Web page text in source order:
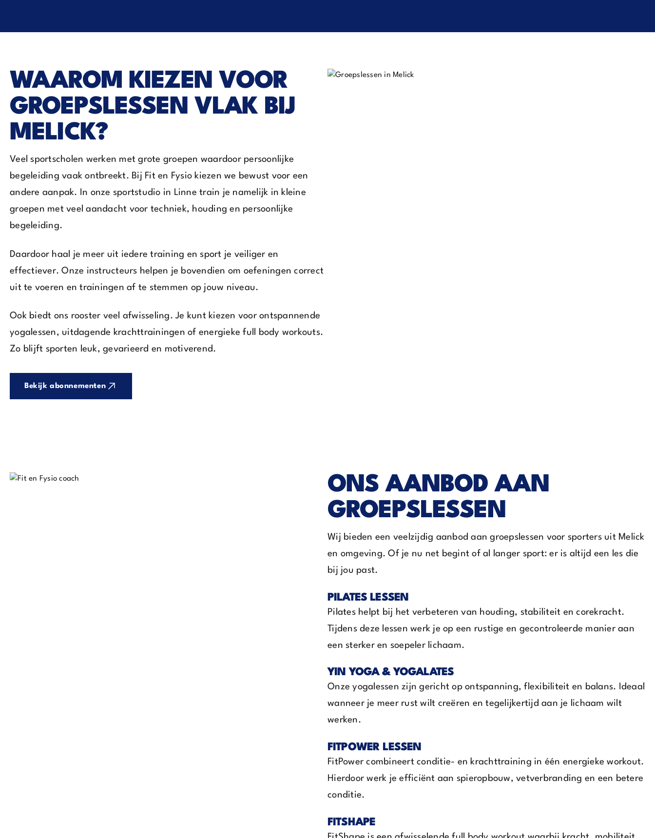
WAAROM KIEZEN VOOR
GROEPSLESSEN VLAK BIJ
MELICK?
Veel sportscholen werken met grote groepen waardoor persoonlijke
begeleiding vaak ontbreekt. Bij Fit en Fysio kiezen we bewust voor een
andere aanpak. In onze sportstudio in Linne train je namelijk in kleine
groepen met veel aandacht voor techniek, houding en persoonlijke
begeleiding.
Daardoor haal je meer uit iedere training en sport je veiliger en
effectiever. Onze instructeurs helpen je bovendien om oefeningen correct
uit te voeren en trainingen af te stemmen op jouw niveau.
Ook biedt ons rooster veel afwisseling. Je kunt kiezen voor ontspannende
yogalessen, uitdagende krachttrainingen of energieke full body workouts.
Zo blijft sporten leuk, gevarieerd en motiverend.
Bekijk abonnementen
ONS AANBOD AAN
GROEPSLESSEN
Wij bieden een veelzijdig aanbod aan groepslessen voor sporters uit Melick
en omgeving. Of je nu net begint of al langer sport: er is altijd een les die
bij jou past.
PILATES LESSEN
Pilates helpt bij het verbeteren van houding, stabiliteit en corekracht.
Tijdens deze lessen werk je op een rustige en gecontroleerde manier aan
een sterker en soepeler lichaam.
YIN YOGA & YOGALATES
Onze yogalessen zijn gericht op ontspanning, flexibiliteit en balans. Ideaal
wanneer je meer rust wilt creëren en tegelijkertijd aan je lichaam wilt
werken.
FITPOWER LESSEN
FitPower combineert conditie- en krachttraining in één energieke workout.
Hierdoor werk je efficiënt aan spieropbouw, vetverbranding en een betere
conditie.
FITSHAPE